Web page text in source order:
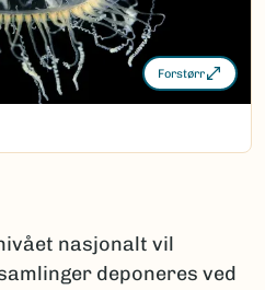
Forstørr
nasjonalt vil
deponeres ved